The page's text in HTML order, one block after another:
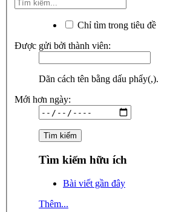
Chỉ tìm trong tiêu đề
Được gửi bởi thành viên:
Dãn cách tên bằng dấu phẩy(,).
Mới hơn ngày:
Tìm kiếm hữu ích
Bài viết gần đây
Thêm...